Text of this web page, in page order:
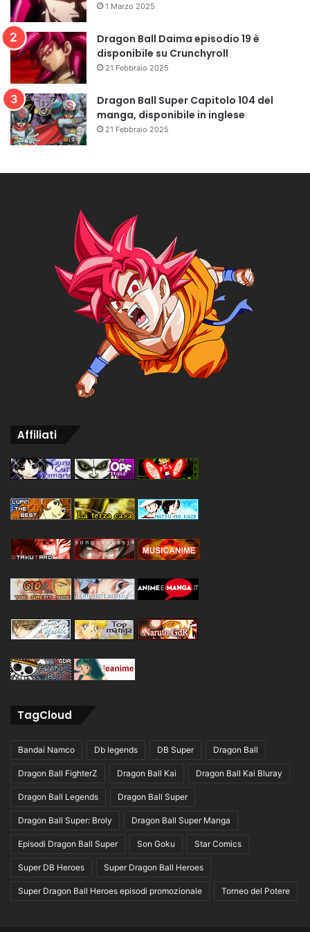
1 Marzo 2025
Dragon Ball Daima episodio 19 è
disponibile su Crunchyroll
21 Febbraio 2025
Dragon Ball Super Capitolo 104 del
manga, disponibile in inglese
21 Febbraio 2025
Affiliati
TagCloud
Bandai Namco Db legends DB Super Dragon Ball
Dragon Ball FighterZ Dragon Ball Kai Dragon Ball Kai Bluray
Dragon Ball Legends Dragon Ball Super
Dragon Ball Super: Broly Dragon Ball Super Manga
Episodi Dragon Ball Super Son Goku Star Comics
Super DB Heroes Super Dragon Ball Heroes
Super Dragon Ball Heroes episodi promozionale Torneo del Potere